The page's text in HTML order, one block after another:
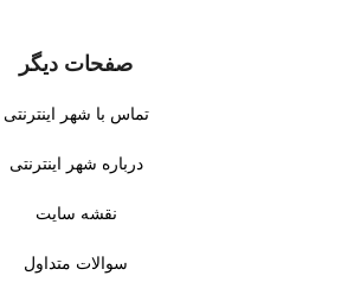
صفحات دیگر
تماس با شهر اینترنتی
درباره شهر اینترنتی
نقشه سایت
سوالات متداول